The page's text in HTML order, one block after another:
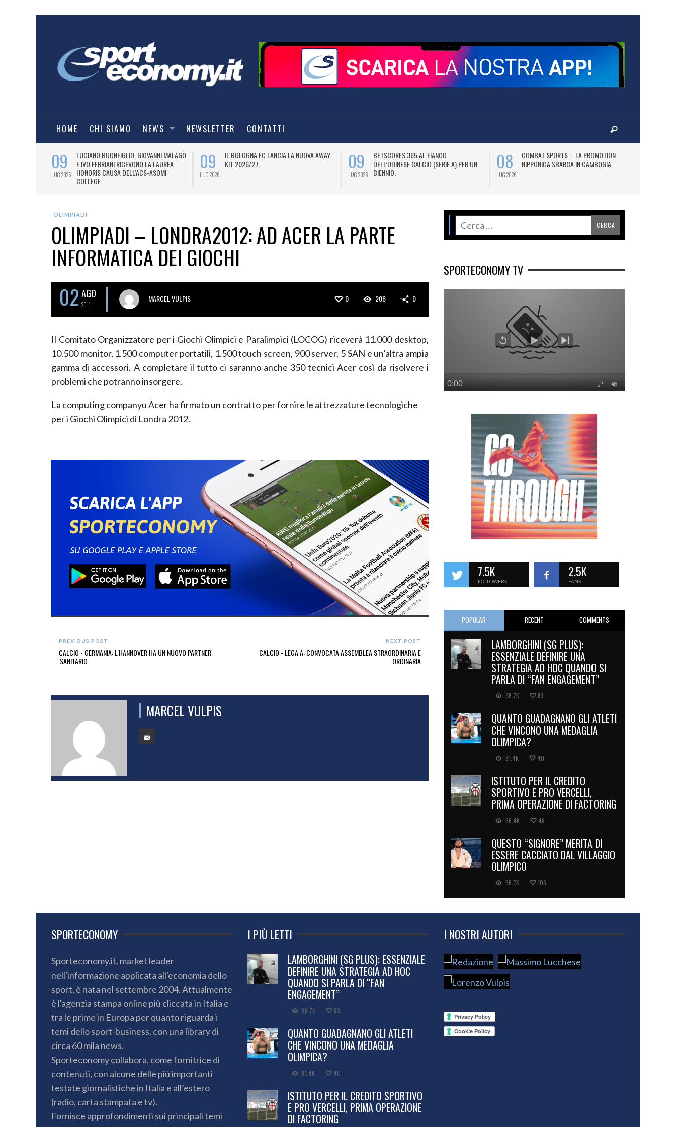
HOME CHI SIAMO NEWS NEWSLETTER CONTATTI
09
LUG 2026
LUCIANO BUONFIGLIO, GIOVANNI MALAGÒ
E IVO FERRIANI RICEVONO LA LAUREA
HONORIS CAUSA DELL’ACS-ASOMI
COLLEGE.
09
LUG 2026
IL BOLOGNA FC LANCIA LA NUOVA AWAY
KIT 2026/27.
09
LUG 2026
BETSCORES 365 AL FIANCO
DELL’UDINESE CALCIO (SERIE A) PER UN
BIENNIO.
08
LUG 2026
COMBAT SPORTS – LA PROMOTION
NIPPONICA SBARCA IN CAMBOGIA.
OLIMPIADI
OLIMPIADI – LONDRA2012: AD ACER LA PARTE
INFORMATICA DEI GIOCHI
02 AGO
2011
MARCEL VULPIS 0 206 0
Il Comitato Organizzatore per i Giochi Olimpici e Paralimpici (LOCOG) riceverà 11.000 desktop,
10.500 monitor, 1.500 computer portatili, 1.500 touch screen, 900 server, 5 SAN e un’altra ampia
gamma di accessori. A completare il tutto ci saranno anche 350 tecnici Acer così da risolvere i
problemi che potranno insorgere.
La computing companyu Acer ha firmato un contratto per fornire le attrezzature tecnologiche
per i Giochi Olimpici di Londra 2012.
PREVIOUS POST
CALCIO - GERMANIA: L'HANNOVER HA UN NUOVO PARTNER
'SANITARIO'
NEXT POST
CALCIO - LEGA A: CONVOCATA ASSEMBLEA STRAORDINARIA E
ORDINARIA
MARCEL VULPIS
SPORTECONOMY TV
7.5K
FOLLOWERS
2.5K
FANS
POPULAR RECENT COMMENTS
LAMBORGHINI (SG PLUS):
ESSENZIALE DEFINIRE UNA
STRATEGIA AD HOC QUANDO SI
PARLA DI “FAN ENGAGEMENT”
98.7K 83
QUANTO GUADAGNANO GLI ATLETI
CHE VINCONO UNA MEDAGLIA
OLIMPICA?
81.4K 40
ISTITUTO PER IL CREDITO
SPORTIVO E PRO VERCELLI,
PRIMA OPERAZIONE DI FACTORING
66.4K 48
QUESTO “SIGNORE” MERITA DI
ESSERE CACCIATO DAL VILLAGGIO
OLIMPICO
56.7K 106
SPORTECONOMY
Sporteconomy.it, market leader
nell'informazione applicata all'economia dello
sport, è nata nel settembre 2004. Attualmente
è l'agenzia stampa online più cliccata in Italia e
tra le prime in Europa per quanto riguarda i
temi dello sport-business, con una library di
circa 60 mila news.
Sporteconomy collabora, come fornitrice di
contenuti, con alcune delle più importanti
testate giornalistiche in Italia e all’estero
(radio, carta stampata e tv).
Fornisce approfondimenti sui principali temi
I PIÙ LETTI
LAMBORGHINI (SG PLUS): ESSENZIALE
DEFINIRE UNA STRATEGIA AD HOC
QUANDO SI PARLA DI “FAN
ENGAGEMENT”
98.7K 83
QUANTO GUADAGNANO GLI ATLETI
CHE VINCONO UNA MEDAGLIA
OLIMPICA?
81.4K 40
ISTITUTO PER IL CREDITO SPORTIVO
E PRO VERCELLI, PRIMA OPERAZIONE
DI FACTORING
I NOSTRI AUTORI